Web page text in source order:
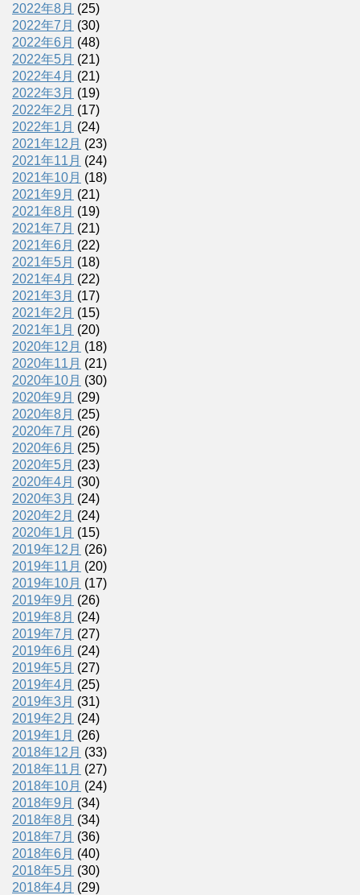
2022年8月 (25)
2022年7月 (30)
2022年6月 (48)
2022年5月 (21)
2022年4月 (21)
2022年3月 (19)
2022年2月 (17)
2022年1月 (24)
2021年12月 (23)
2021年11月 (24)
2021年10月 (18)
2021年9月 (21)
2021年8月 (19)
2021年7月 (21)
2021年6月 (22)
2021年5月 (18)
2021年4月 (22)
2021年3月 (17)
2021年2月 (15)
2021年1月 (20)
2020年12月 (18)
2020年11月 (21)
2020年10月 (30)
2020年9月 (29)
2020年8月 (25)
2020年7月 (26)
2020年6月 (25)
2020年5月 (23)
2020年4月 (30)
2020年3月 (24)
2020年2月 (24)
2020年1月 (15)
2019年12月 (26)
2019年11月 (20)
2019年10月 (17)
2019年9月 (26)
2019年8月 (24)
2019年7月 (27)
2019年6月 (24)
2019年5月 (27)
2019年4月 (25)
2019年3月 (31)
2019年2月 (24)
2019年1月 (26)
2018年12月 (33)
2018年11月 (27)
2018年10月 (24)
2018年9月 (34)
2018年8月 (34)
2018年7月 (36)
2018年6月 (40)
2018年5月 (30)
2018年4月 (29)